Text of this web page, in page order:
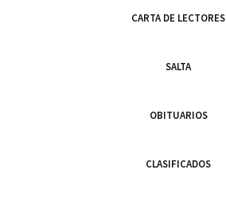
CARTA DE LECTORES
SALTA
OBITUARIOS
CLASIFICADOS